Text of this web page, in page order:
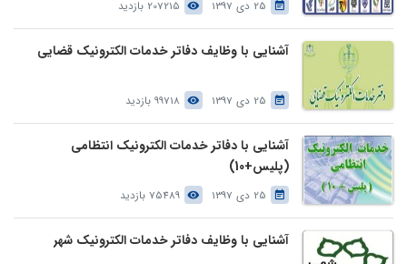
25 دی 1397 207215 بازدید
آشنایی با وظایف دفاتر خدمات الکترونیک قضایی
25 دی 1397 99718 بازدید
آشنایی با دفاتر خدمات الکترونیک انتظامی
(پلیس+10)
25 دی 1397 75489 بازدید
آشنایی با وظایف دفاتر خدمات الکترونیک شهر